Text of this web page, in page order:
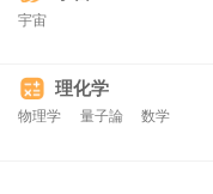
宇宙
理化学
物理学 量子論 数学